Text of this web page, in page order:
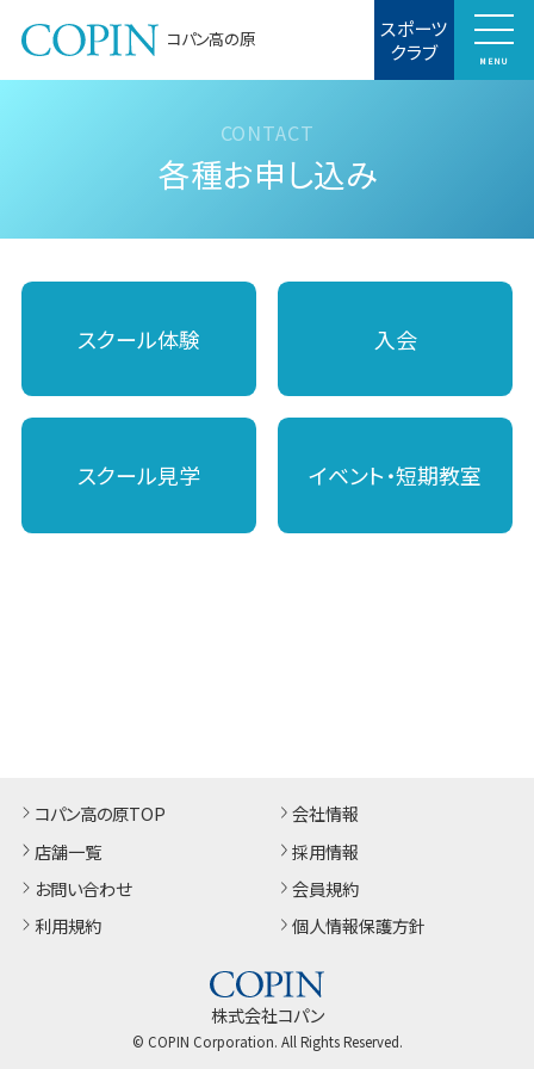
コパン高の原 スポーツ
クラブ MENU
各種お申し込み
スクール体験 入会
スクール見学 イベント・短期教室
コパン高の原TOP
店舗一覧
お問い合わせ
利用規約
会社情報
採用情報
会員規約
個人情報保護方針
株式会社コパン
© COPIN Corporation. All Rights Reserved.